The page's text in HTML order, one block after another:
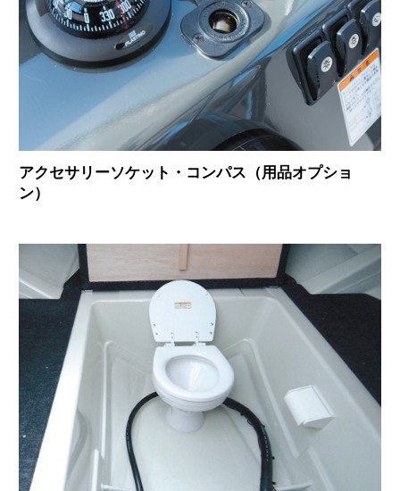
アクセサリーソケット・コンパス（用品オプショ
ン）